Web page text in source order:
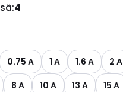
:4
0.75 A 1 A 1.6 A
2 A
8 A 10 A 13 A
15 A